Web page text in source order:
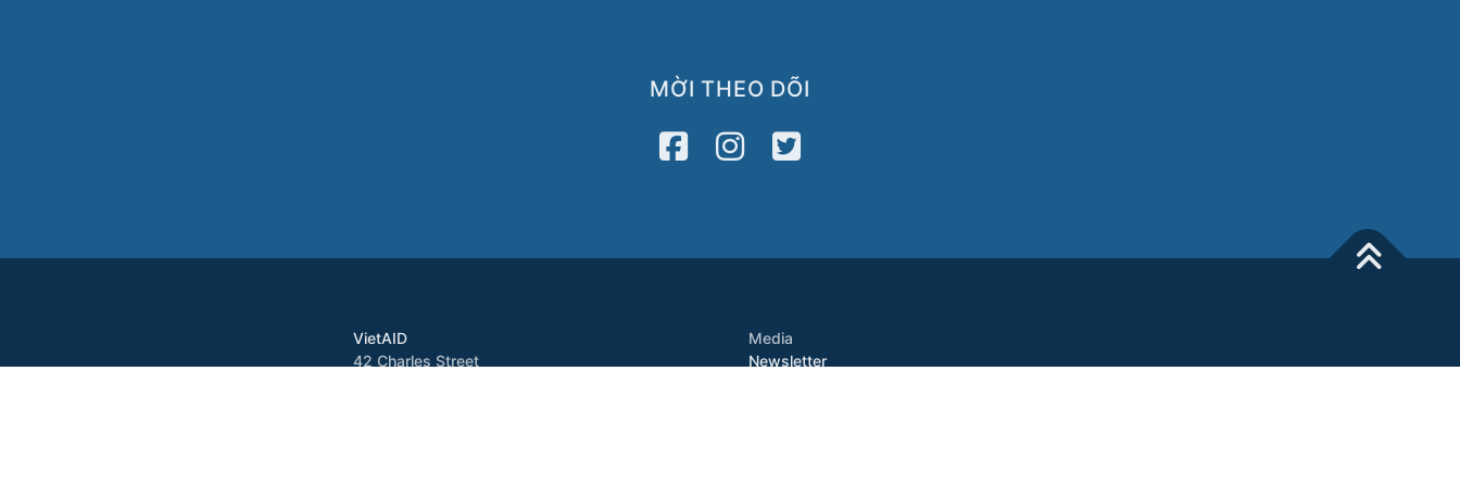
MỜI THEO DÕI
VietAID
42 Charles Street
Media
Newsletter